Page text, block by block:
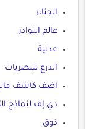
الجناء
عالم النوادر
عدلية
الدرع للبصريات
اضف كاشف مانع
دي إف لنماذج
ذوق